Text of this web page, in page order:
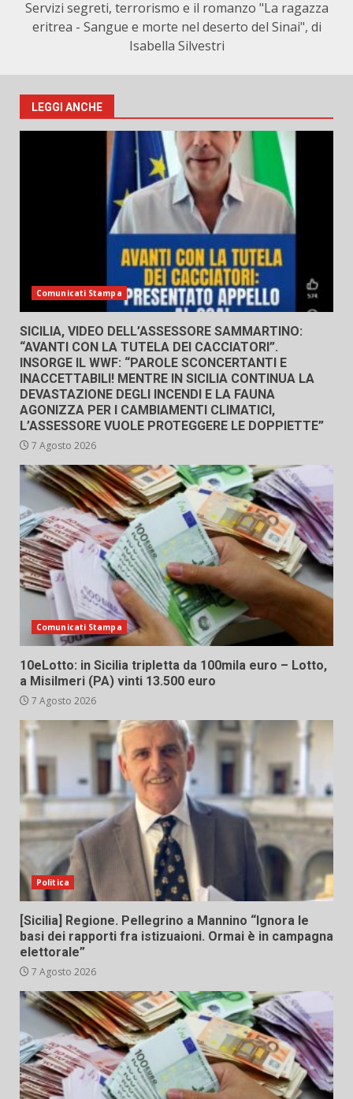
Servizi segreti, terrorismo e il romanzo "La ragazza
eritrea - Sangue e morte nel deserto del Sinai", di
Isabella Silvestri
LEGGI ANCHE
Comunicati Stampa
SICILIA, VIDEO DELL’ASSESSORE SAMMARTINO:
“AVANTI CON LA TUTELA DEI CACCIATORI”.
INSORGE IL WWF: “PAROLE SCONCERTANTI E
INACCETTABILI! MENTRE IN SICILIA CONTINUA LA
DEVASTAZIONE DEGLI INCENDI E LA FAUNA
AGONIZZA PER I CAMBIAMENTI CLIMATICI,
L’ASSESSORE VUOLE PROTEGGERE LE DOPPIETTE”
7 Agosto 2026
Comunicati Stampa
10eLotto: in Sicilia tripletta da 100mila euro – Lotto,
a Misilmeri (PA) vinti 13.500 euro
7 Agosto 2026
Politica
[Sicilia] Regione. Pellegrino a Mannino “Ignora le
basi dei rapporti fra istizuaioni. Ormai è in campagna
elettorale”
7 Agosto 2026